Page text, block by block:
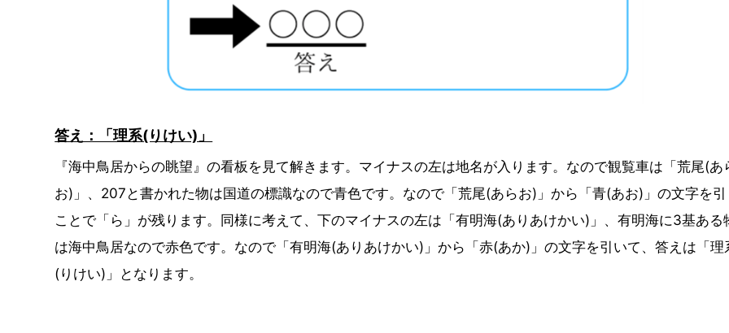
答え：「理系(りけい)」
『海中鳥居からの眺望』の看板を見て解きます。マイナスの左は地名が入ります。なので観覧車は「荒尾(あ
お)」、207と書かれた物は国道の標識なので青色です。なので「荒尾(あらお)」から「青(あお)」の文字を
ことで「ら」が残ります。同様に考えて、下のマイナスの左は「有明海(ありあけかい)」、有明海に3基ある
は海中鳥居なので赤色です。なので「有明海(ありあけかい)」から「赤(あか)」の文字を引いて、答えは「理
(りけい)」となります。